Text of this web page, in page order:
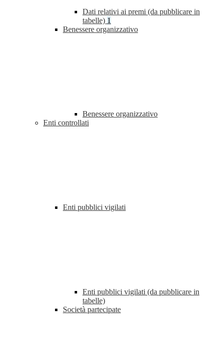
Dati relativi ai premi (da pubblicare in
tabelle) 1
Benessere organizzativo
Benessere organizzativo
Enti controllati
Enti pubblici vigilati
Enti pubblici vigilati (da pubblicare in
tabelle)
Società partecipate